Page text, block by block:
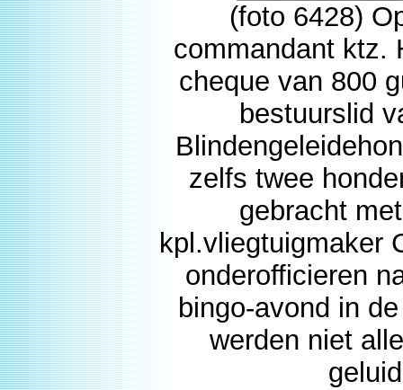
(foto 6428)
commandant ktz.
cheque van 800
bestuurslid
zelfs twee
gebracht
kpl.vliegtuigmaker
onderofficieren
bingo-avond in
werden niet